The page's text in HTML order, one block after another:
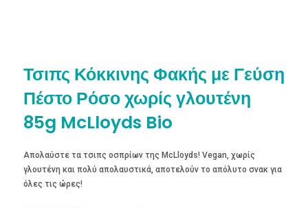
Τσιπς Κόκκινης Φακής με Γεύση
Πέστο Ρόσο χωρίς γλουτένη
85g McLloyds Bio
Απολαύστε τα τσιπς οσπρίων της McLloyds! Vegan, χωρίς
γλουτένη και πολύ απολαυστικά, αποτελούν το απόλυτο σνακ για
όλες τις ώρες!